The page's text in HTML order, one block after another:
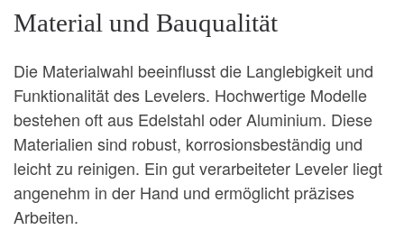
Material und Bauqualität
Die Materialwahl beeinflusst die Langlebigkeit und
Funktionalität des Levelers. Hochwertige Modelle
bestehen oft aus Edelstahl oder Aluminium. Diese
Materialien sind robust, korrosionsbeständig und
leicht zu reinigen. Ein gut verarbeiteter Leveler liegt
angenehm in der Hand und ermöglicht präzises
Arbeiten.